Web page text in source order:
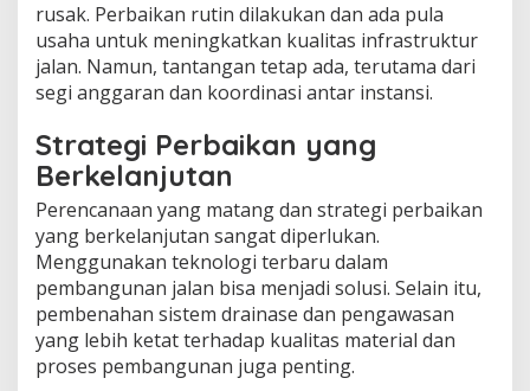
rusak. Perbaikan rutin dilakukan dan ada pula
usaha untuk meningkatkan kualitas infrastruktur
jalan. Namun, tantangan tetap ada, terutama dari
segi anggaran dan koordinasi antar instansi.
Strategi Perbaikan yang
Berkelanjutan
Perencanaan yang matang dan strategi perbaikan
yang berkelanjutan sangat diperlukan.
Menggunakan teknologi terbaru dalam
pembangunan jalan bisa menjadi solusi. Selain itu,
pembenahan sistem drainase dan pengawasan
yang lebih ketat terhadap kualitas material dan
proses pembangunan juga penting.